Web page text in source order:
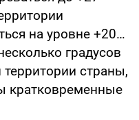
на уровне +20…
градусов
страны,
кратковременные